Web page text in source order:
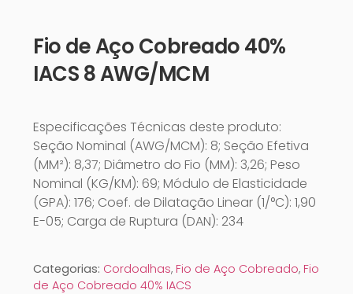
Fio de Aço Cobreado 40%
IACS 8 AWG/MCM
Especificações Técnicas deste produto:
Seção Nominal (AWG/MCM): 8; Seção Efetiva
(MM²): 8,37; Diâmetro do Fio (MM): 3,26; Peso
Nominal (KG/KM): 69; Módulo de Elasticidade
(GPA): 176; Coef. de Dilatação Linear (1/°C): 1,90
E-05; Carga de Ruptura (DAN): 234
Categorias: Cordoalhas, Fio de Aço Cobreado, Fio
de Aço Cobreado 40% IACS